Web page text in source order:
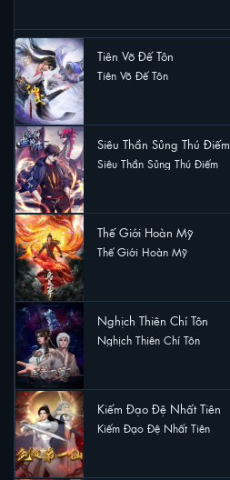
Tiên Võ Đế Tôn
Tiên Võ Đế Tôn
Siêu Thần Sủng Thú Điếm
Siêu Thần Sủng Thú Điếm
Thế Giới Hoàn Mỹ
Thế Giới Hoàn Mỹ
Nghịch Thiên Chí Tôn
Nghịch Thiên Chí Tôn
Kiếm Đạo Đệ Nhất Tiên
Kiếm Đạo Đệ Nhất Tiên